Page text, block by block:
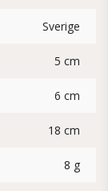
Sverige
5 cm
6 cm
18 cm
8 g